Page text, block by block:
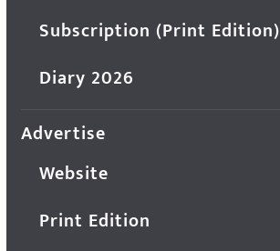
Subscription (Print Edition)
Diary 2026
Advertise
Website
Print Edition